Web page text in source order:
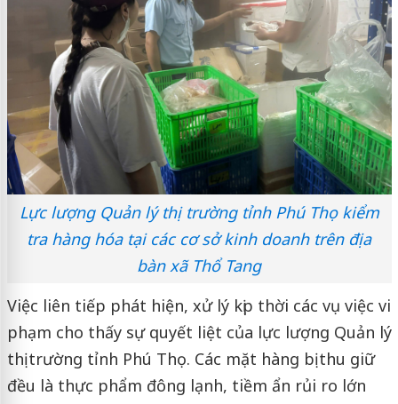
Lực lượng Quản lý thị trường tỉnh Phú Thọ kiểm
tra hàng hóa tại các cơ sở kinh doanh trên địa
bàn xã Thổ Tang
Việc liên tiếp phát hiện, xử lý kịp thời các vụ việc vi
phạm cho thấy sự quyết liệt của lực lượng Quản lý
thị trường tỉnh Phú Thọ. Các mặt hàng bị thu giữ
đều là thực phẩm đông lạnh, tiềm ẩn rủi ro lớn